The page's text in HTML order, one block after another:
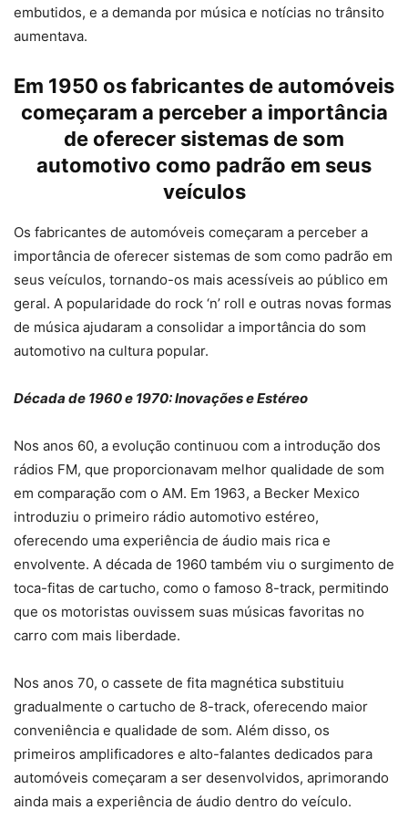
embutidos, e a demanda por música e notícias no trânsito
aumentava.
Em 1950 os fabricantes de automóveis
começaram a perceber a importância
de oferecer sistemas de som
automotivo como padrão em seus
veículos
Os fabricantes de automóveis começaram a perceber a
importância de oferecer sistemas de som como padrão em
seus veículos, tornando-os mais acessíveis ao público em
geral. A popularidade do rock ‘n’ roll e outras novas formas
de música ajudaram a consolidar a importância do som
automotivo na cultura popular.
Década de 1960 e 1970: Inovações e Estéreo
Nos anos 60, a evolução continuou com a introdução dos
rádios FM, que proporcionavam melhor qualidade de som
em comparação com o AM. Em 1963, a Becker Mexico
introduziu o primeiro rádio automotivo estéreo,
oferecendo uma experiência de áudio mais rica e
envolvente. A década de 1960 também viu o surgimento de
toca-fitas de cartucho, como o famoso 8-track, permitindo
que os motoristas ouvissem suas músicas favoritas no
carro com mais liberdade.
Nos anos 70, o cassete de fita magnética substituiu
gradualmente o cartucho de 8-track, oferecendo maior
conveniência e qualidade de som. Além disso, os
primeiros amplificadores e alto-falantes dedicados para
automóveis começaram a ser desenvolvidos, aprimorando
ainda mais a experiência de áudio dentro do veículo.